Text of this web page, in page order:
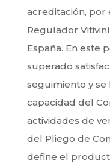
acreditación, por
Regulador
España. En este
superado
seguimiento y se
capacidad del
actividades de
del Pliego de
define el